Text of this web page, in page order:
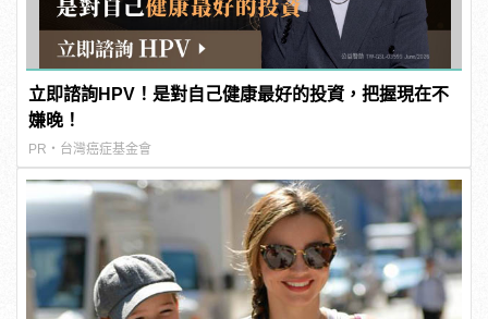
立即諮詢HPV！是對自己健康最好的投資，把握現在不
嫌晚！
PR・台灣癌症基金會